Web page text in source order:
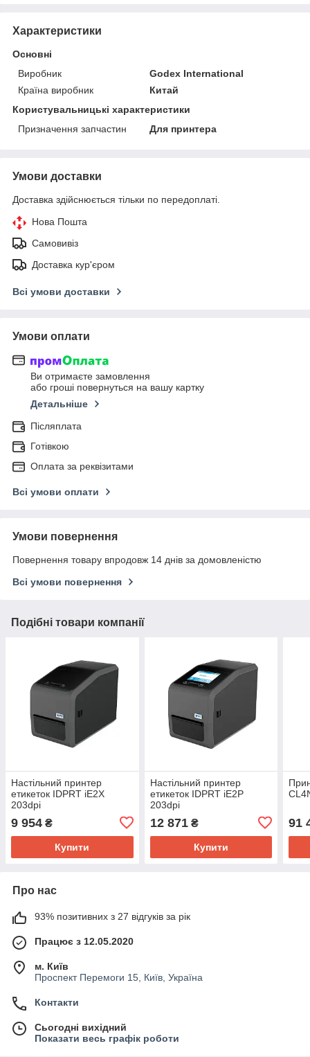
Характеристики
Основні
Виробник
Godex International
Країна виробник
Китай
Користувальницькі характеристики
Призначення запчастин
Для принтера
Умови доставки
Доставка здійснюється тільки по передоплаті.
Нова Пошта
Самовивіз
Доставка кур'єром
Всі умови доставки
Умови оплати
Ви отримаєте замовлення
або гроші повернуться на вашу картку
Детальніше
Післяплата
Готівкою
Оплата за реквізитами
Всі умови оплати
Умови повернення
Повернення товару впродовж 14 днів за домовленістю
Всі умови повернення
Подібні товари компанії
Настільний принтер
етикеток IDPRT iE2X
203dpi
9 954 ₴
Купити
Настільний принтер
етикеток IDPRT iE2P
203dpi
12 871₴
Купити
91
Про нас
93% позитивних з 27 відгуків за рік
Працює з 12.05.2020
м. Київ
Проспект Перемоги 15, Київ, Україна
Контакти
Сьогодні вихідний
Показати весь графік роботи